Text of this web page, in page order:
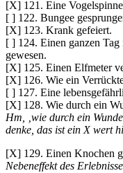
[X] 121. Eine
[ ] 122. Bungee
[X] 123. Krank gefeiert.
[ ] 124. Einen ganzen
gewesen.
[X] 125. Einen Elfmeter
[X] 126. Wie ein
[ ] 127. Eine
[X] 128. Wie durch ein
Hm, ‚wie durch ein
denke, das ist ein X wert
[X] 129. Einen Knochen
Nebeneffekt des